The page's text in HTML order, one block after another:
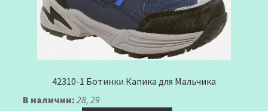
42310-1 Ботинки Капика для Мальчика
В наличии: 28, 29